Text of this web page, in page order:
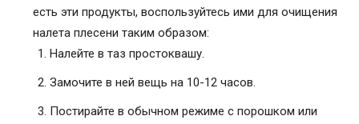
есть эти продукты, воспользуйтесь ими для очищения
налета плесени таким образом:
Налейте в таз простоквашу.
Замочите в ней вещь на 10-12 часов.
Постирайте в обычном режиме с порошком или